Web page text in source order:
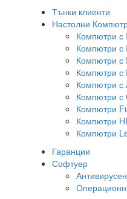
Тънки клиенти
Настолни
Компютри с
Компютри с
Компютри с
Компютри с
Компютри с
Компютри с
Компютри
Компютри
Компютри
Гаранции
Софтуер